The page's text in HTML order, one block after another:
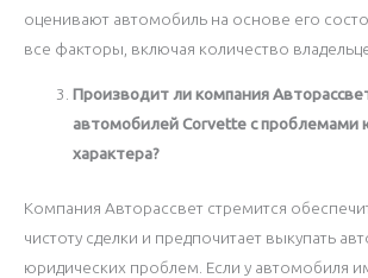
оценивают автомобиль на основе его
все факторы, включая количество
Производит ли компания
автомобилей Corvette с проблемами
характера?
Компания Авторассвет стремится
чистоту сделки и предпочитает выкупать
юридических проблем. Если у автомобиля